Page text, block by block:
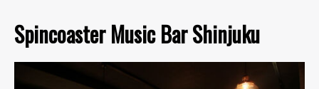
Spincoaster Music Bar Shinjuku